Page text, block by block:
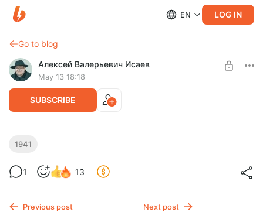
EN LOG IN
Go to blog
Алексей Валерьевич Исаев
May 13 18:18
SUBSCRIBE
Исаев и Жуков. Что планировал СССР
Чего ждал Сталин, покуривая трубку в своем кабинете, и
Поддержать выход роликов
1941
1 13
Previous post
Next post